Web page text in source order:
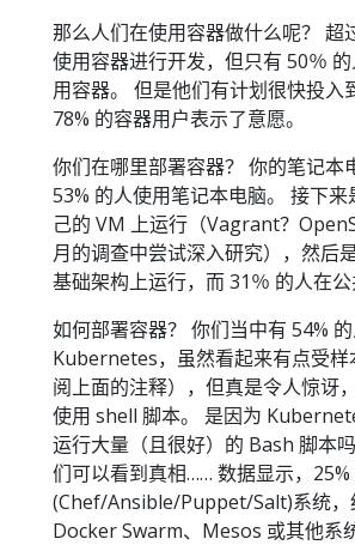
那么人们在使用容器做什么呢？ 超
使用容器进行开发，但只有 50％
用容器。 但是他们有计划很快投入
78% 的容器用户表示了意愿。
你们在哪里部署容器？ 你的笔记本
53% 的人使用笔记本电脑。 接下来
己的 VM 上运行（Vagrant？
月的调查中尝试深入研究），然后
基础架构上运行，而 31％ 的人在公
如何部署容器？ 你们当中有 54%
Kubernetes，虽然看起来有点受样
阅上面的注释），但真是令人惊讶
使用 shell 脚本。 是因为
运行大量（且很好）的 Bash 脚本
们可以看到真相…… 数据显示，25%
(Chef/Ansible/Puppet/Salt)系统，
Docker Swarm、Mesos 或其他系